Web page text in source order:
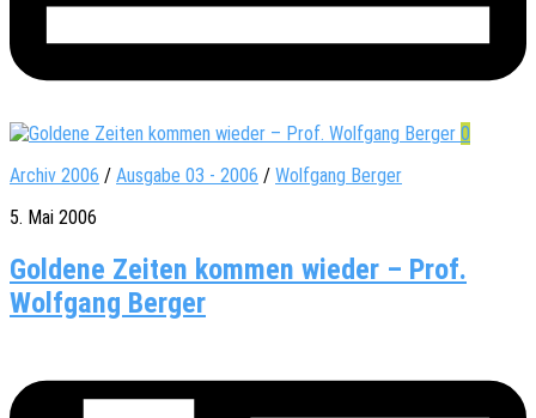
0
Archiv 2006 / Ausgabe 03 - 2006 / Wolfgang Berger
5. Mai 2006
Goldene Zeiten kommen wieder – Prof.
Wolfgang Berger